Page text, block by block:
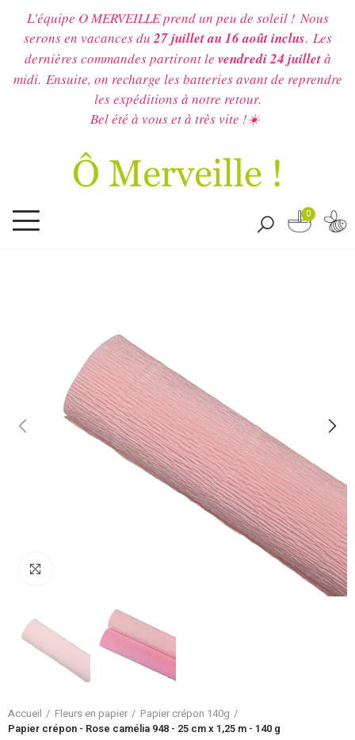
L'équipe O MERVEILLE prend un peu de soleil ! Nous
serons en vacances du27 juillet au 16 août inclus. Les
dernières commandes partiront le vendredi 24 juilletà
midi. Ensuite, on recharge les batteries avant de reprendre
les expéditions à notre retour.
Bel été à vous et à très vite !☀️
0
Accueil Fleurs en papier
Papier crépon 140g
Papier crépon - Rose camélia 948 - 25 cm x 1,25 m - 140 g